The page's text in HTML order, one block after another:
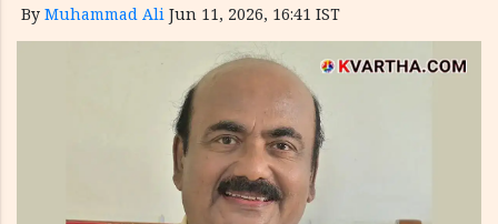
By Muhammad Ali Jun 11, 2026, 16:41 IST